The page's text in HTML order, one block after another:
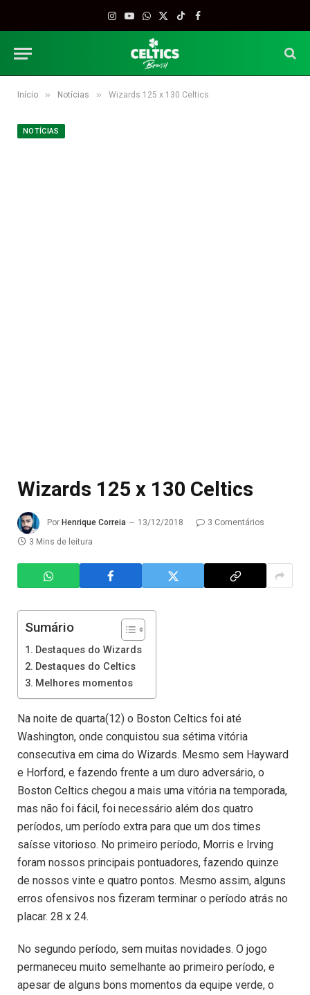
Instagram
YouTube
WhatsApp
X
TikTokFacebook
Início » Notícias » Wizards 125 x 130 Celtics
NOTÍCIAS
Wizards 125 x 130 Celtics
Por Henrique Correia 13/12/2018
3 Comentários
3 Mins de leitura
Sumário
Destaques do Wizards
Destaques do Celtics
Melhores momentos
Na noite de quarta(12) o Boston Celtics foi até
Washington, onde conquistou sua sétima vitória
consecutiva em cima do Wizards. Mesmo sem Hayward
e Horford, e fazendo frente a um duro adversário, o
Boston Celtics chegou a mais uma vitória na temporada,
mas não foi fácil, foi necessário além dos quatro
períodos, um período extra para que um dos times
saísse vitorioso. No primeiro período, Morris e Irving
foram nossos principais pontuadores, fazendo quinze
de nossos vinte e quatro pontos. Mesmo assim, alguns
erros ofensivos nos fizeram terminar o período atrás no
placar. 28 x 24.
No segundo período, sem muitas novidades. O jogo
permaneceu muito semelhante ao primeiro período, e
apesar de alguns bons momentos da equipe verde, o